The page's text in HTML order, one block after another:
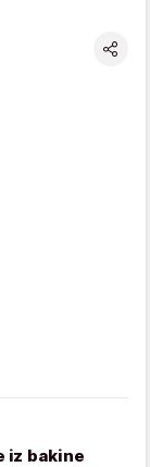
iz bakine